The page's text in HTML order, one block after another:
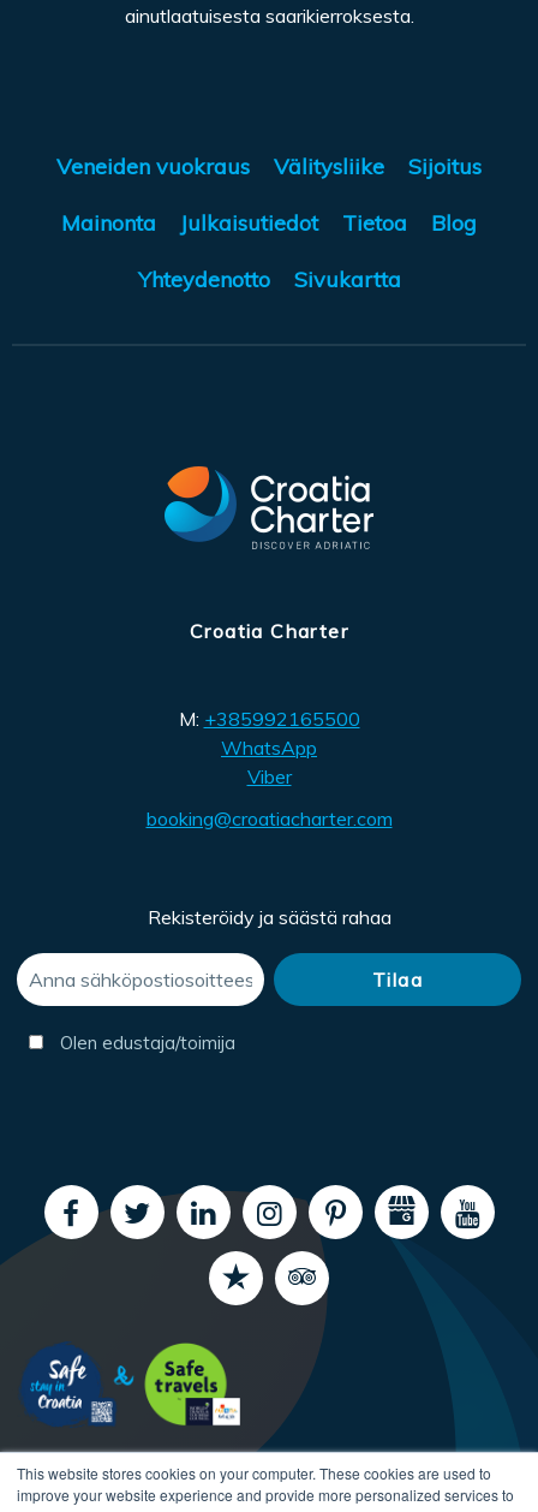
This website stores cookies on your computer. These cookies are used to
improve your website experience and provide more personalized services to
ainutlaatuisesta saarikierroksesta.
Veneiden vuokraus Välitysliike Sijoitus
Mainonta Julkaisutiedot Tietoa Blog
Yhteydenotto Sivukartta
Croatia Charter
M: +385992165500
WhatsApp
Viber
booking@croatiacharter.com
Rekisteröidy ja säästä rahaa
Olen edustaja/toimija